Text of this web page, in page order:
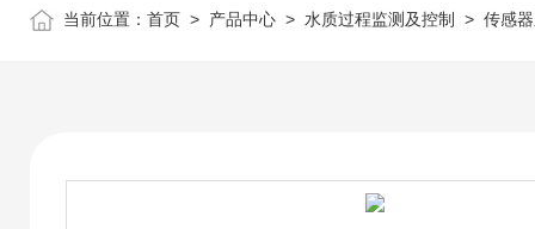
当前位置： 首页 > 产品中心 > 水质过程监测及控制 > 传感